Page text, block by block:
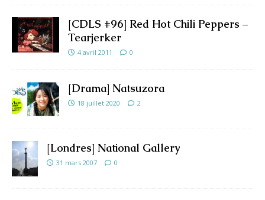
[CDLS #96] Red Hot Chili Peppers –
Tearjerker
4 avril 2011 0
[Drama] Natsuzora
18 juillet 2020 2
[Londres] National Gallery
31 mars 2007 0